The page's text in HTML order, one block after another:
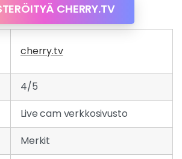
CHERRY.TV
cherry.tv
4/5
Live cam verkkosivusto
Merkit